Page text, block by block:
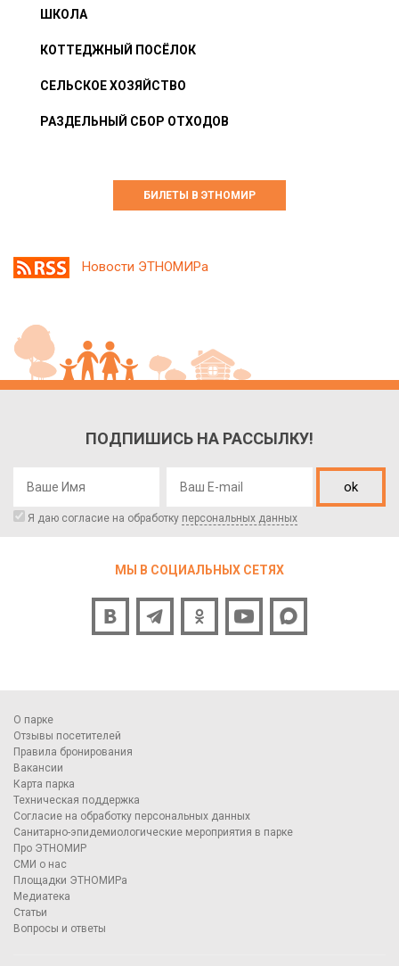
ШКОЛА
КОТТЕДЖНЫЙ ПОСЁЛОК
СЕЛЬСКОЕ ХОЗЯЙСТВО
РАЗДЕЛЬНЫЙ СБОР ОТХОДОВ
БИЛЕТЫ В ЭТНОМИР
Новости ЭТНОМИРа
ПОДПИШИСЬ НА РАССЫЛКУ!
ok
Я даю согласие на обработку персональных данных
МЫ В СОЦИАЛЬНЫХ СЕТЯХ
О парке
Отзывы посетителей
Правила бронирования
Вакансии
Карта парка
Техническая поддержка
Согласие на обработку персональных данных
Санитарно-эпидемиологические мероприятия в парке
Про ЭТНОМИР
СМИ о нас
Площадки ЭТНОМИРа
Медиатека
Статьи
Вопросы и ответы